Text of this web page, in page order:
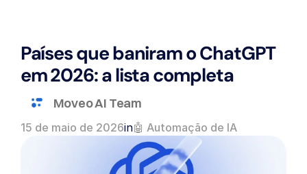
Países que baniram o ChatGPT
em 2026: a lista completa
Moveo AI Team
15 de maio de 2026in🤖 Automação de IA